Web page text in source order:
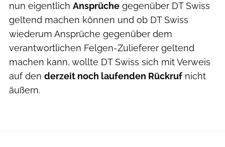
nun eigentlich Ansprüche gegenüber DT Swiss
geltend machen können und ob DT Swiss
wiederum Ansprüche gegenüber dem
verantwortlichen Felgen-Zulieferer geltend
machen kann, wollte DT Swiss sich mit Verweis
auf den derzeit noch laufenden Rückruf nicht
äußern.